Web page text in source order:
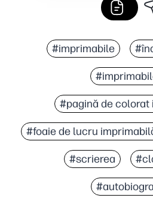
#imprimabile
#pagină de colorat
#foaie de lucru
#scrierea